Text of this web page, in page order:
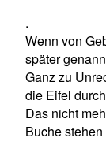
.
Wenn von
später
Ganz zu
die Eifel
Das nicht
Buche